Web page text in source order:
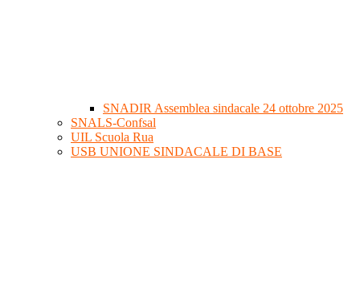
SNADIR Assemblea sindacale 24 ottobre 2025
SNALS-Confsal
UIL Scuola Rua
USB UNIONE SINDACALE DI BASE